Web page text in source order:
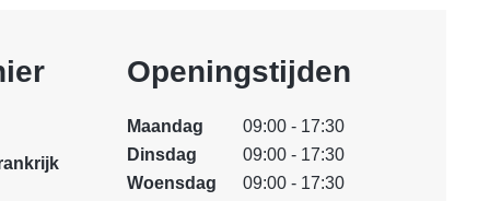
Openingstijden
Maandag
09:00 - 17:30
Dinsdag
09:00 - 17:30
Woensdag
09:00 - 17:30